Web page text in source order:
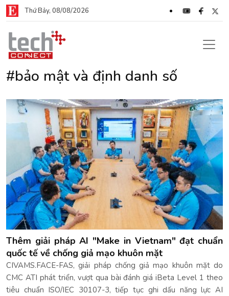
Thứ Bảy, 08/08/2026
#bảo mật và định danh số
Thêm giải pháp AI "Make in Vietnam" đạt chuẩn
quốc tế về chống giả mạo khuôn mặt
CIVAMS.FACE-FAS, giải pháp chống giả mạo khuôn mặt do
CMC ATI phát triển, vượt qua bài đánh giá iBeta Level 1 theo
tiêu chuẩn ISO/IEC 30107-3, tiếp tục ghi dấu năng lực AI